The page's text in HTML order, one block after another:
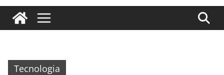
Mente
Tecnologia